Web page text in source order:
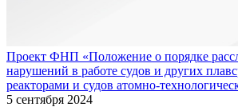
Проект ФНП «Положение о порядке
нарушений в работе судов и других
реакторами и судов атомно-
5 сентября 2024